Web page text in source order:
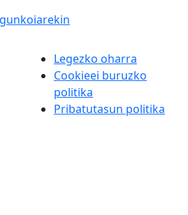
Legezko oharra
Cookieei buruzko
politika
Pribatutasun politika